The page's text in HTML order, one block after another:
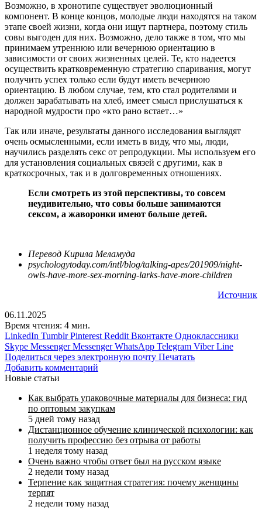
Возможно, в хронотипе существует эволюционный
компонент. В конце концов, молодые люди находятся на таком
этапе своей жизни, когда они ищут партнера, поэтому стиль
совы выгоден для них. Возможно, дело также в том, что мы
принимаем утреннюю или вечернюю ориентацию в
зависимости от своих жизненных целей. Те, кто надеется
осуществить кратковременную стратегию спаривания, могут
получить успех только если будут иметь вечернюю
ориентацию. В любом случае, тем, кто стал родителями и
должен зарабатывать на хлеб, имеет смысл прислушаться к
народной мудрости про «кто рано встает…»
Так или иначе, результаты данного исследования выглядят
очень осмысленными, если иметь в виду, что мы, люди,
научились разделять секс от репродукции. Мы используем его
для установления социальных связей с другими, как в
краткосрочных, так и в долговременных отношениях.
Если смотреть из этой перспективы, то совсем
неудивительно, что совы больше занимаются
сексом, а жаворонки имеют больше детей.
Перевод Кирила Меламуда
psychologytoday.com/intl/blog/talking-apes/201909/night-
owls-have-more-sex-morning-larks-have-more-children
Источник
06.11.2025
Время чтения: 4 мин.
LinkedIn Tumblr Pinterest Reddit Вконтакте Одноклассники
Skype Messenger Messenger WhatsApp Telegram Viber Line
Поделиться через электронную почту Печатать
Добавить комментарий
Новые статьи
Как выбрать упаковочные материалы для бизнеса: гид
по оптовым закупкам
5 дней тому назад
Дистанционное обучение клинической психологии: как
получить профессию без отрыва от работы
1 неделя тому назад
Очень важно чтобы ответ был на русском языке
2 недели тому назад
Терпение как защитная стратегия: почему женщины
терпят
2 недели тому назад